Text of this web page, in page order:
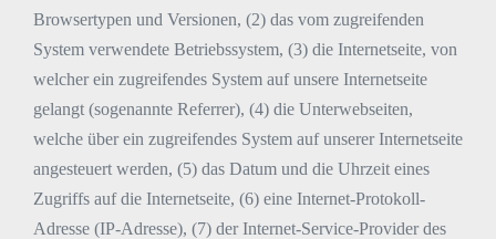
Browsertypen und Versionen, (2) das vom zugreifenden
System verwendete Betriebssystem, (3) die Internetseite, von
welcher ein zugreifendes System auf unsere Internetseite
gelangt (sogenannte Referrer), (4) die Unterwebseiten,
welche über ein zugreifendes System auf unserer Internetseite
angesteuert werden, (5) das Datum und die Uhrzeit eines
Zugriffs auf die Internetseite, (6) eine Internet-Protokoll-
Adresse (IP-Adresse), (7) der Internet-Service-Provider des